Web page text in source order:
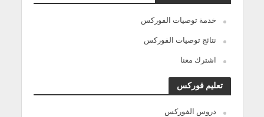
خدمة توصيات الفوركس
نتائج توصيات الفوركس
اشترك معنا
تعليم فوركس
دروس الفوركس